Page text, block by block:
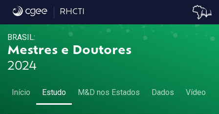
6.2 Títulos profissionais por grande
RHCTI
BRASIL:
Mestres e Doutores
2024
Início Estudo M&D nos Estados Dados Vídeo